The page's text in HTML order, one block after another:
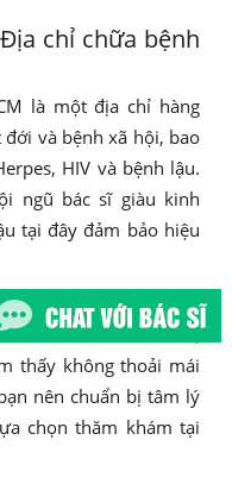
chỉ chữa bệnh
là một địa chỉ hàng
và bệnh xã hội, bao
HIV và bệnh lậu.
ngũ bác sĩ giàu kinh
tại đây đảm bảo hiệu
đông và bệnh viện có
chữa có nhiều bước,
thấy không thoải mái
nên chuẩn bị tâm lý
chọn thăm khám tại